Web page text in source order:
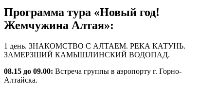
Программа тура «Новый год!
Жемчужина Алтая»:
1 день. ЗНАКОМСТВО С АЛТАЕМ. РЕКА КАТУНЬ.
ЗАМЕРЗШИЙ КАМЫШЛИНСКИЙ ВОДОПАД.
08.15 до 09.00: Встреча группы в аэропорту г. Горно-
Алтайска.